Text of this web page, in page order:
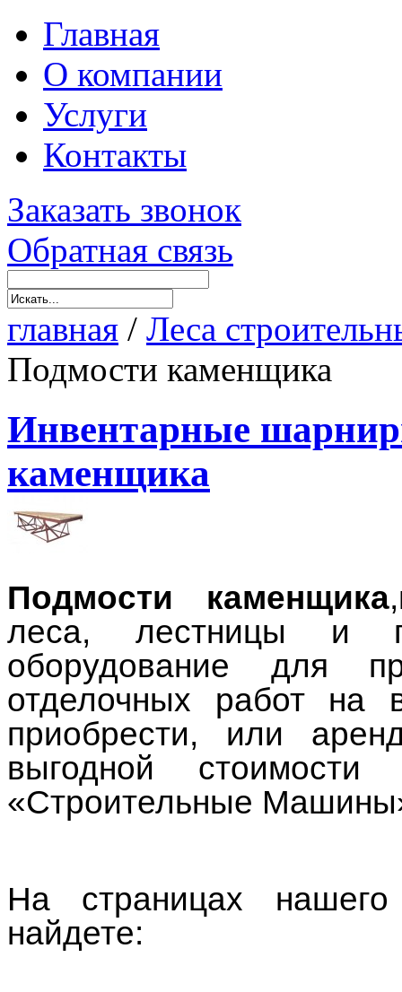
Главная
О компании
Услуги
Контакты
Заказать звонок
Обратная связь
главная / Леса
Подмости каменщика
Инвентарные
каменщика
Подмости каменщика
леса, лестницы и
оборудование для
отделочных работ на
приобрести, или
выгодной
«Строительные
На страницах
найдете: